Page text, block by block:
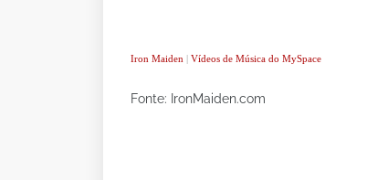
Iron Maiden | Vídeos de Música do MySpace
Fonte: IronMaiden.com